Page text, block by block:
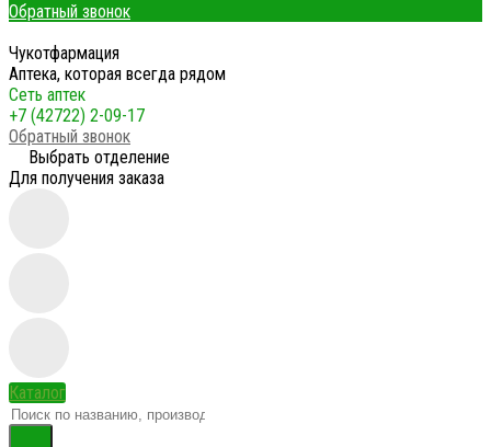
Обратный звонок
Чукотфармация
Аптека, которая всегда рядом
Сеть аптек
+7 (42722) 2-09-17
Обратный звонок
Выбрать отделение
Для получения заказа
Каталог